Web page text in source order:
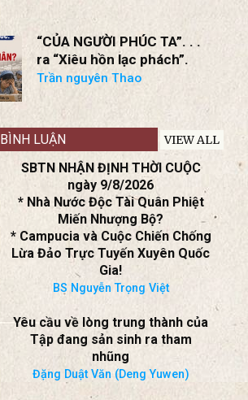
“CỦA NGƯỜI PHÚC TA”. . .
ra “Xiêu hồn lạc phách”.
Trần nguyên Thao
BÌNH LUẬN VIEW ALL
SBTN NHẬN ĐỊNH THỜI CUỘC
ngày 9/8/2026
* Nhà Nước Độc Tài Quân Phiệt
Miến Nhượng Bộ?
* Campucia và Cuộc Chiến Chống
Lừa Đảo Trực Tuyến Xuyên Quốc
Gia!
BS Nguyễn Trọng Việt
Yêu cầu về lòng trung thành của
Tập đang sản sinh ra tham
nhũng
Đặng Duật Văn (Deng Yuwen)